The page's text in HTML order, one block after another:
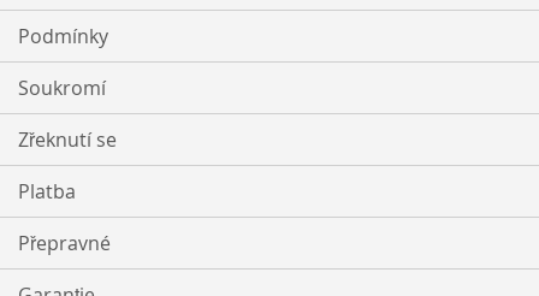
Podmínky
Soukromí
Zřeknutí se
Platba
Přepravné